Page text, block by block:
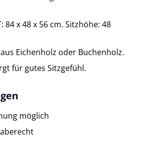
84 x 48 x 56 cm. Sitzhöhe: 48
Eichenholz oder Buchenholz.
für gutes Sitzgefühl.
möglich